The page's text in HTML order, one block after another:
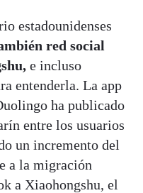
estadounidenses
red social
e incluso
entenderla. La app
ha publicado
entre los usuarios
un incremento del
a la migración
a Xiaohongshu, el